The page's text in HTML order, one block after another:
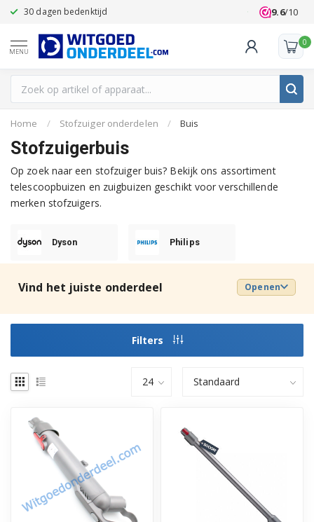
30 dagen bedenktijd Klanten
9.6/10
MENU
0
Home / Stofzuiger onderdelen / Buis
Stofzuigerbuis
Op zoek naar een stofzuiger buis? Bekijk ons assortiment
telescoopbuizen en zuigbuizen geschikt voor verschillende
merken stofzuigers.
Dyson Philips
Vind het juiste onderdeel Openen
Filters